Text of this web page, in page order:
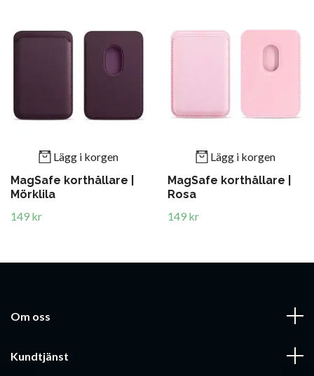
Lägg i korgen
MagSafe korthållare |
Mörklila
149 kr
Lägg i korgen
MagSafe korthållare |
Rosa
149 kr
Om oss
Kundtjänst